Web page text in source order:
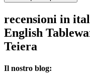
recensioni in
English
Teiera
Il nostro blog: